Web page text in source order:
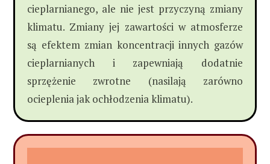
cieplarnianego, ale nie jest przyczyną zmiany
klimatu. Zmiany jej zawartości w atmosferze
są efektem zmian koncentracji innych gazów
cieplarnianych i zapewniają dodatnie
sprzężenie zwrotne (nasilają zarówno
ocieplenia jak ochłodzenia klimatu).